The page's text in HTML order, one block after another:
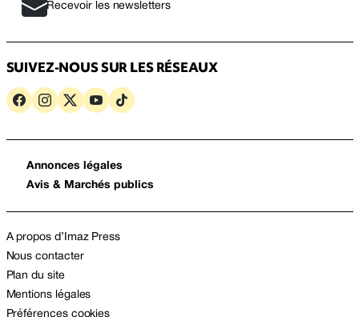
Recevoir les newsletters
SUIVEZ-NOUS SUR LES RÉSEAUX
Annonces légales
Avis & Marchés publics
A propos d’Imaz Press
Nous contacter
Plan du site
Mentions légales
Préférences cookies